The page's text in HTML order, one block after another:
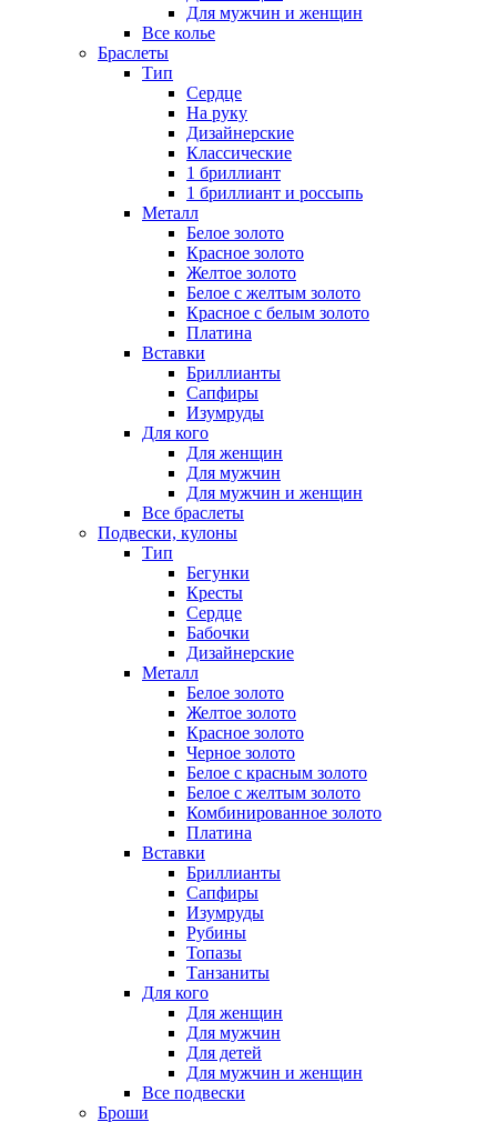
Для мужчин и женщин
Все колье
Браслеты
Тип
Сердце
На руку
Дизайнерские
Классические
1 бриллиант
1 бриллиант и россыпь
Металл
Белое золото
Красное золото
Желтое золото
Белое с желтым золото
Красное с белым золото
Платина
Вставки
Бриллианты
Сапфиры
Изумруды
Для кого
Для женщин
Для мужчин
Для мужчин и женщин
Все браслеты
Подвески, кулоны
Тип
Бегунки
Кресты
Сердце
Бабочки
Дизайнерские
Металл
Белое золото
Желтое золото
Красное золото
Черное золото
Белое с красным золото
Белое с желтым золото
Комбинированное золото
Платина
Вставки
Бриллианты
Сапфиры
Изумруды
Рубины
Топазы
Танзаниты
Для кого
Для женщин
Для мужчин
Для детей
Для мужчин и женщин
Все подвески
Броши